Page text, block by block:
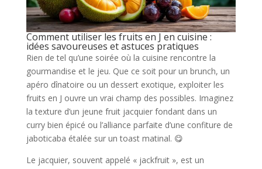
Comment utiliser les fruits en J en cuisine :
idées savoureuses et astuces pratiques
Rien de tel qu’une soirée où la cuisine rencontre la
gourmandise et le jeu. Que ce soit pour un brunch, un
apéro dînatoire ou un dessert exotique, exploiter les
fruits en J ouvre un vrai champ des possibles. Imaginez
la texture d’un jeune fruit jacquier fondant dans un
curry bien épicé ou l’alliance parfaite d’une confiture de
jaboticaba étalée sur un toast matinal. 😋
Le jacquier, souvent appelé « jackfruit », est un